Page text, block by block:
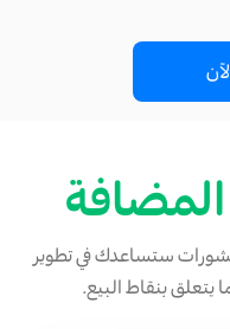
المضافة
ستساعدك في تطوير
بنقاط البيع.